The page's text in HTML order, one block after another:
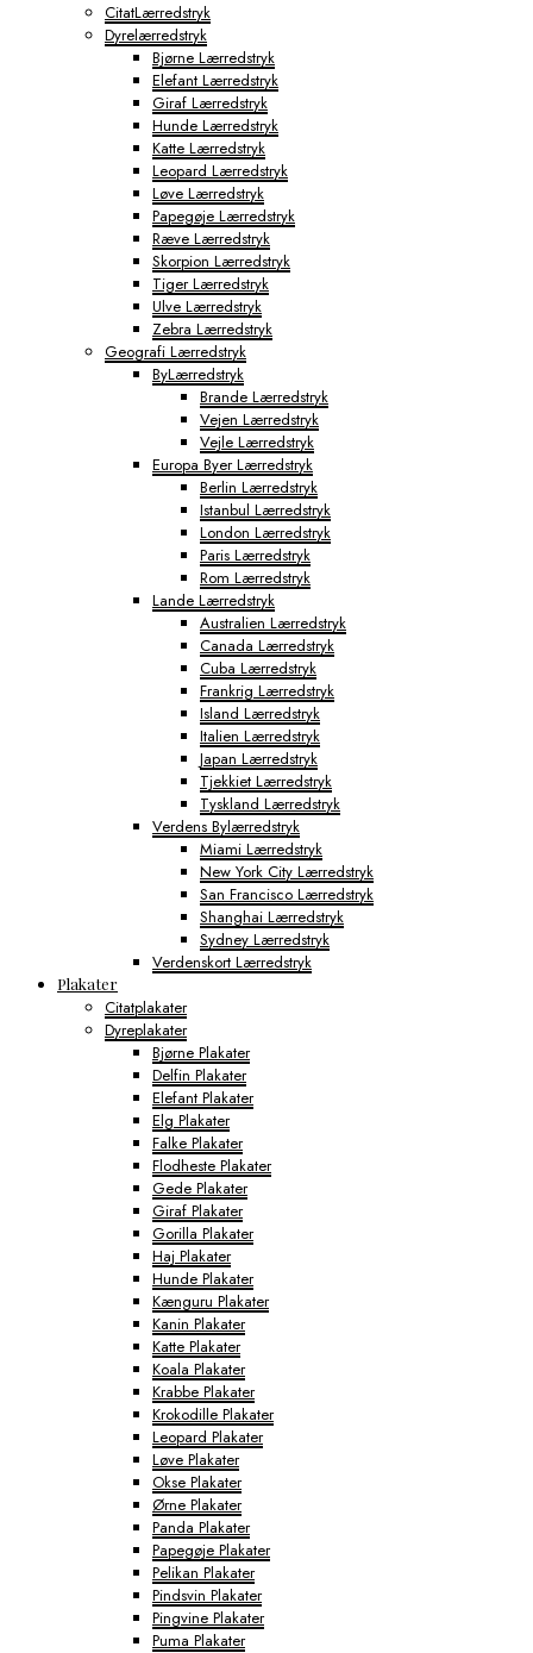
CitatLærredstryk
Dyrelærredstryk
Bjørne Lærredstryk
Elefant Lærredstryk
Giraf Lærredstryk
Hunde Lærredstryk
Katte Lærredstryk
Leopard Lærredstryk
Løve Lærredstryk
Papegøje Lærredstryk
Ræve Lærredstryk
Skorpion Lærredstryk
Tiger Lærredstryk
Ulve Lærredstryk
Zebra Lærredstryk
Geografi Lærredstryk
ByLærredstryk
Brande Lærredstryk
Vejen Lærredstryk
Vejle Lærredstryk
Europa Byer Lærredstryk
Berlin Lærredstryk
Istanbul Lærredstryk
London Lærredstryk
Paris Lærredstryk
Rom Lærredstryk
Lande Lærredstryk
Australien Lærredstryk
Canada Lærredstryk
Cuba Lærredstryk
Frankrig Lærredstryk
Island Lærredstryk
Italien Lærredstryk
Japan Lærredstryk
Tjekkiet Lærredstryk
Tyskland Lærredstryk
Verdens Bylærredstryk
Miami Lærredstryk
New York City Lærredstryk
San Francisco Lærredstryk
Shanghai Lærredstryk
Sydney Lærredstryk
Verdenskort Lærredstryk
Plakater
Citatplakater
Dyreplakater
Bjørne Plakater
Delfin Plakater
Elefant Plakater
Elg Plakater
Falke Plakater
Flodheste Plakater
Gede Plakater
Giraf Plakater
Gorilla Plakater
Haj Plakater
Hunde Plakater
Kænguru Plakater
Kanin Plakater
Katte Plakater
Koala Plakater
Krabbe Plakater
Krokodille Plakater
Leopard Plakater
Løve Plakater
Okse Plakater
Ørne Plakater
Panda Plakater
Papegøje Plakater
Pelikan Plakater
Pindsvin Plakater
Pingvine Plakater
Puma Plakater